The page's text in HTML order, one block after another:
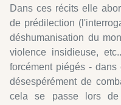
Dans ces récits elle
de prédilection
déshumanisation du
violence insidieuse,
forcément piégés -
désespérément de
cela se passe lors de